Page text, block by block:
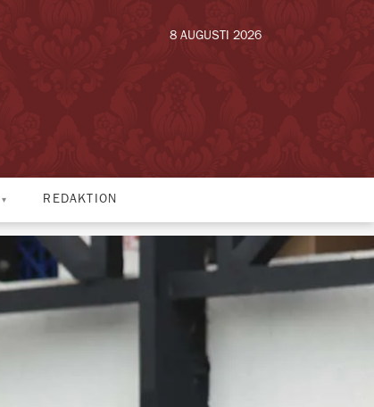
8 AUGUSTI 2026
REDAKTION